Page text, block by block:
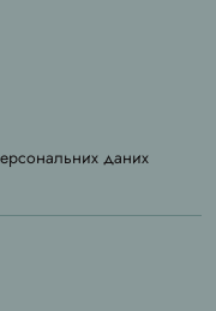
даних